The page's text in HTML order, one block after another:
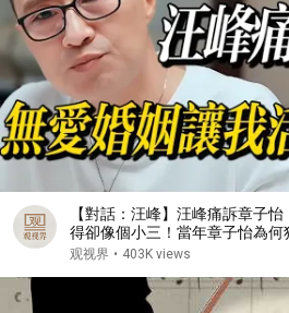
【對話：汪峰】汪峰痛訴章子
得卻像個小三！當年章子怡為何
蔡康永 #林志玲 #窦文涛 #鲁豫 #八卦 #娱乐圈 #康熙
观视界 • 403K views